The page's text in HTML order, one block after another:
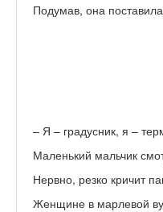
Подумав, она
– Я – градусник, я –
Маленький мальчик
Нервно, резко кричит
Женщине в марлевой